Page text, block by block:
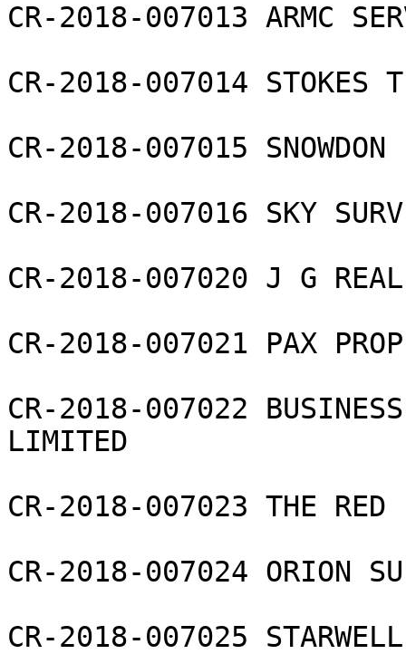
CR-2018-007013 ARMC
CR-2018-007014 STOKES
CR-2018-007015 SNOWDON
CR-2018-007016 SKY
CR-2018-007020 J G
CR-2018-007021 PAX
CR-2018-007022
LIMITED
CR-2018-007023 THE
CR-2018-007024 ORION
CR-2018-007025